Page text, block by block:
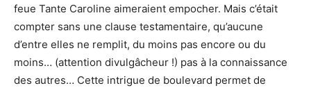
feue Tante Caroline aimeraient empocher. Mais c’était
compter sans une clause testamentaire, qu’aucune
d’entre elles ne remplit, du moins pas encore ou du
moins… (attention divulgâcheur !) pas à la connaissance
des autres… Cette intrigue de boulevard permet de